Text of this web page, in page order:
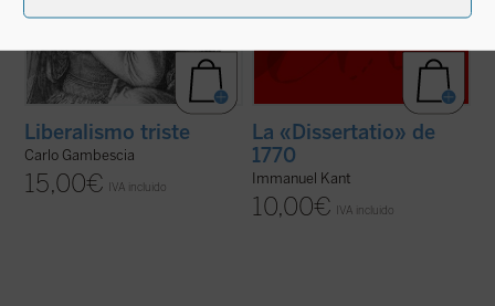
Liberalismo triste
Carlo Gambescia
15,00€ IVA incluido
La «Dissertatio» de
1770
Immanuel Kant
10,00€ IVA incluido